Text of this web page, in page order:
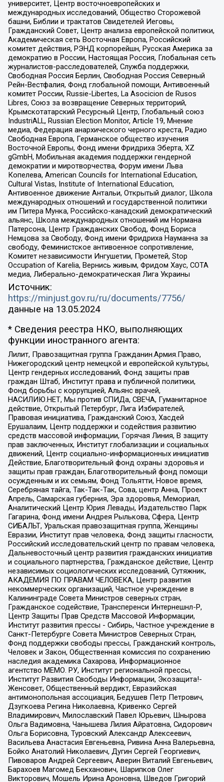
университет, Центр восточноевропейских и
международных исследований, Общество Сторожевой
башни, Библии и трактатов Свидетелей Иеговы,
Гражданский Совет, Центр анализа европейской политики,
Академическая сеть Восточная Европа, Российский
комитет действия, РЭНД корпорейшн, Русская Америка за
демократию в России, Настоящая Россия, Глобальная сеть
журналистов-расследователей, Служба поддержки,
Свободная Россия Берлин, Свободная Россия Северный
Рейн-Вестфалия, Фонд глобальной помощи, Антивоенный
комитет России, Russie-Libertes, La Asocicion de Rusos
Libres, Союз за возвращение Северных территорий,
Крымскотатарский Ресурсный Центр, Глобальный союз
IndustriALL, Russian Election Monitor, Article 19, Мнение
медиа, Федерация анархического черного креста, Радио
Свободная Европа, Германское общество изучения
Восточной Европы, Фонд имени Фридриха Эберта, XZ
gGmbH, Мобильная академия поддержки гендерной
демократии и миротворчества, Форум имени Льва
Копелева, American Councils for International Education,
Cultural Vistas, Institute of International Education,
Антивоенное движение Антальи, Открытый диалог, Школа
международных отношений и государственной политики
им Питера Мунка, Российско-канадский демократический
альянс, Школа международных отношений им Нормана
Патерсона, Центр Гражданских Свобод, Фонд Бориса
Немцова за Свободу, Фонд имени Фридриха Науманна за
свободу, Феминистское антивоенное сопротивление,
Комитет независимости Ингушетии, Прометей, Stop
Occupation of Karelia, Вернись живым, Фридом Хаус, СОТА
медиа, Либерально-демократическая Лига Украины
Источник:
https://minjust.gov.ru/ru/documents/7756/
данные на 13.05.2024
* Сведения реестра НКО, выполняющих
функции иностранного агента:
Лилит, Правозащитная группа Гражданин.Армия.Право,
Нижегородский центр немецкой и европейской культуры,
Центр гендерных исследований, Фонд защиты прав
граждан Штаб, Институт права и публичной политики,
Фонд борьбы с коррупцией, Альянс врачей,
НАСИЛИЮ.НЕТ, Мы против СПИДа, СВЕЧА, Гуманитарное
действие, Открытый Петербург, Лига Избирателей,
Правовая инициатива, Гражданский Союз, Хасдей
Ерушалаим, Центр поддержки и содействия развитию
средств массовой информации, Горячая Линия, В защиту
прав заключенных, Институт глобализации и социальных
движений, Центр социально-информационных инициатив
Действие, Благотворительный фонд охраны здоровья и
защиты прав граждан, Благотворительный фонд помощи
осужденным и их семьям, Фонд Тольятти, Новое время,
Серебряная тайга, Так-Так-Так, Сова, центр Анна, Проект
Апрель, Самарская губерния, Эра здоровья, Мемориал,
Аналитический Центр Юрия Левады, Издательство Парк
Гагарина, Фонд имени Андрея Рылькова, Сфера, Центр
СИБАЛЬТ, Уральская правозащитная группа, Женщины
Евразии, Институт прав человека, Фонд защиты гласности,
Российский исследовательский центр по правам человека,
Дальневосточный центр развития гражданских инициатив
и социального партнерства, Гражданское действие, Центр
независимых социологических исследований, Сутяжник,
АКАДЕМИЯ ПО ПРАВАМ ЧЕЛОВЕКА, Центр развития
некоммерческих организаций, Частное учреждение в
Калининграде Совета Министров северных стран,
Гражданское содействие, Трансперенси Интернешнл-Р,
Центр Защиты Прав Средств Массовой Информации,
Институт развития прессы - Сибирь, Частное учреждение в
Санкт-Петербурге Совета Министров Северных Стран,
Фонд поддержки свободы прессы, Гражданский контроль,
Человек и Закон, Общественная комиссия по сохранению
наследия академика Сахарова, Информационное
агентство МЕМО. РУ, Институт региональной прессы,
Институт Развития Свободы Информации, Экозащита!-
Женсовет, Общественный вердикт, Евразийская
антимонопольная ассоциация, Бедушев Петр Петрович,
Дзугкоева Регина Николаевна, Кривенко Сергей
Владимирович, Милославский Павел Юрьевич, Шнырова
Ольга Вадимовна, Чанышева Лилия Айратовна, Сидорович
Ольга Борисовна, Туровский Александр Алексеевич,
Васильева Анастасия Евгеньевна, Ривина Анна Валерьевна,
Бойко Анатолий Николаевич, Дугин Сергей Георгиевич,
Пивоваров Андрей Сергеевич, Аверин Виталий Евгеньевич,
Барахоев Магомед Бекханович, Шарипков Олег
Викторович, Мошель Ирина Ароновна, Шведов Григорий